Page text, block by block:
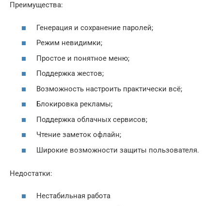
Преимущества:
Генерация и сохранение паролей;
Режим невидимки;
Простое и понятное меню;
Поддержка жестов;
Возможность настроить практически всё;
Блокировка рекламы;
Поддержка облачных сервисов;
Чтение заметок офлайн;
Широкие возможности защиты пользователя.
Недостатки:
Нестабильная работа